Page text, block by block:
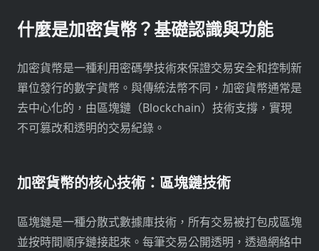
什麼是加密貨幣？基礎認識與功能
加密貨幣是一種利用密碼學技術來保證交易安全和控制新
單位發行的數字貨幣。與傳統法幣不同，加密貨幣通常是
去中心化的，由區塊鏈（Blockchain）技術支撐，實現
不可篡改和透明的交易紀錄。
加密貨幣的核心技術：區塊鏈技術
區塊鏈是一種分散式數據庫技術，所有交易被打包成區塊
並按時間順序鏈接起來。每筆交易公開透明，透過網絡中